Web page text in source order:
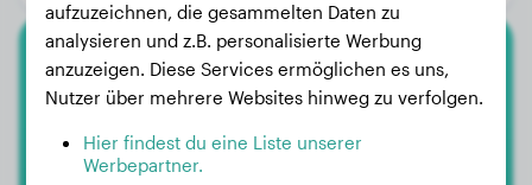
Shih Tzu
Habichuela
aufzuzeichnen, die gesammelten Daten zu
analysieren und z.B. personalisierte Werbung
anzuzeigen. Diese Services ermöglichen es uns,
Nutzer über mehrere Websites hinweg zu verfolgen.
Hier findest du eine Liste unserer
Werbepartner.